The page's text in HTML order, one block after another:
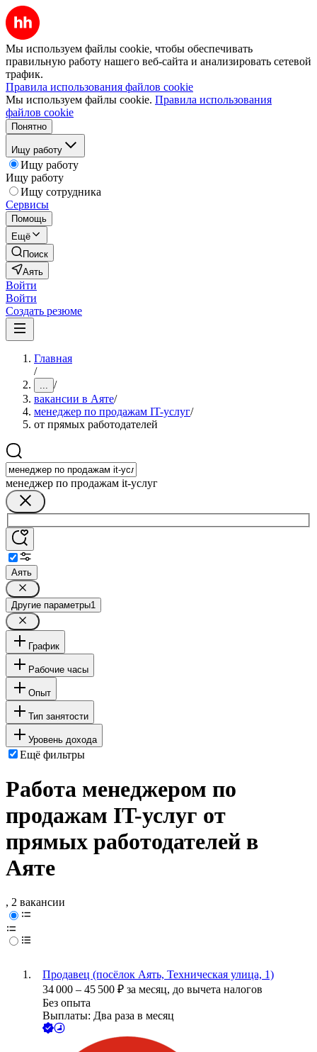
Мы используем файлы cookie, чтобы обеспечивать
правильную работу нашего веб-сайта и анализировать сетевой
трафик.
Правила использования файлов cookie
Мы используем файлы cookie. Правила использования
файлов cookie
Понятно
Ищу работу
Ищу работу
Ищу работу
Ищу сотрудника
Сервисы
Помощь
Ещё
Поиск
Аять
Войти
Войти
Создать резюме
Главная
/
... /
вакансии в Аяте/
менеджер по продажам IT-услуг/
от прямых работодателей
менеджер по продажам it-услуг
Аять
Другие параметры1
График
Рабочие часы
Опыт
Тип занятости
Уровень дохода
Ещё фильтры
Работа менеджером по
продажам IT-услуг от
прямых работодателей в
Аяте
, 2 вакансии
Продавец (посёлок Аять, Техническая улица, 1)
34 000 – 45 500 ₽ за месяц, до вычета налогов
Без опыта
Выплаты: Два раза в месяц